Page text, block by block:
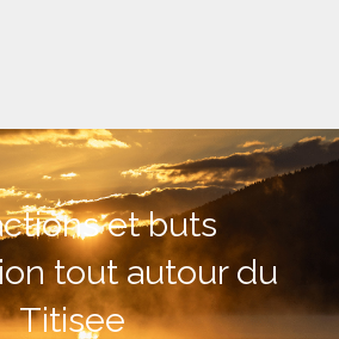
et buts
tout autour du
Titisee